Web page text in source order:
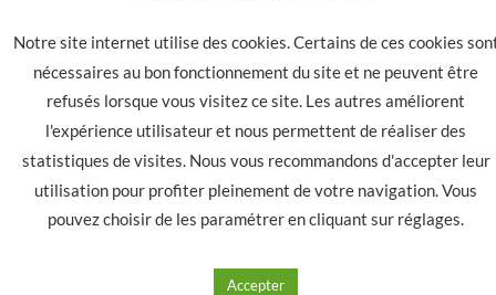
E-liquide REPLICA CLASSIC ORIGINAL 50/50
3mg/ml de nicotine
Notre site internet utilise des cookies. Certains de ces cookies
nécessaires au bon fonctionnement du site et ne peuvent être
refusés lorsque vous visitez ce site. Les autres améliorent
l'expérience utilisateur et nous permettent de réaliser des
statistiques de visites. Nous vous recommandons d'accepter leur
utilisation pour profiter pleinement de votre navigation. Vous
pouvez choisir de les paramétrer en cliquant sur réglages.
Accepter